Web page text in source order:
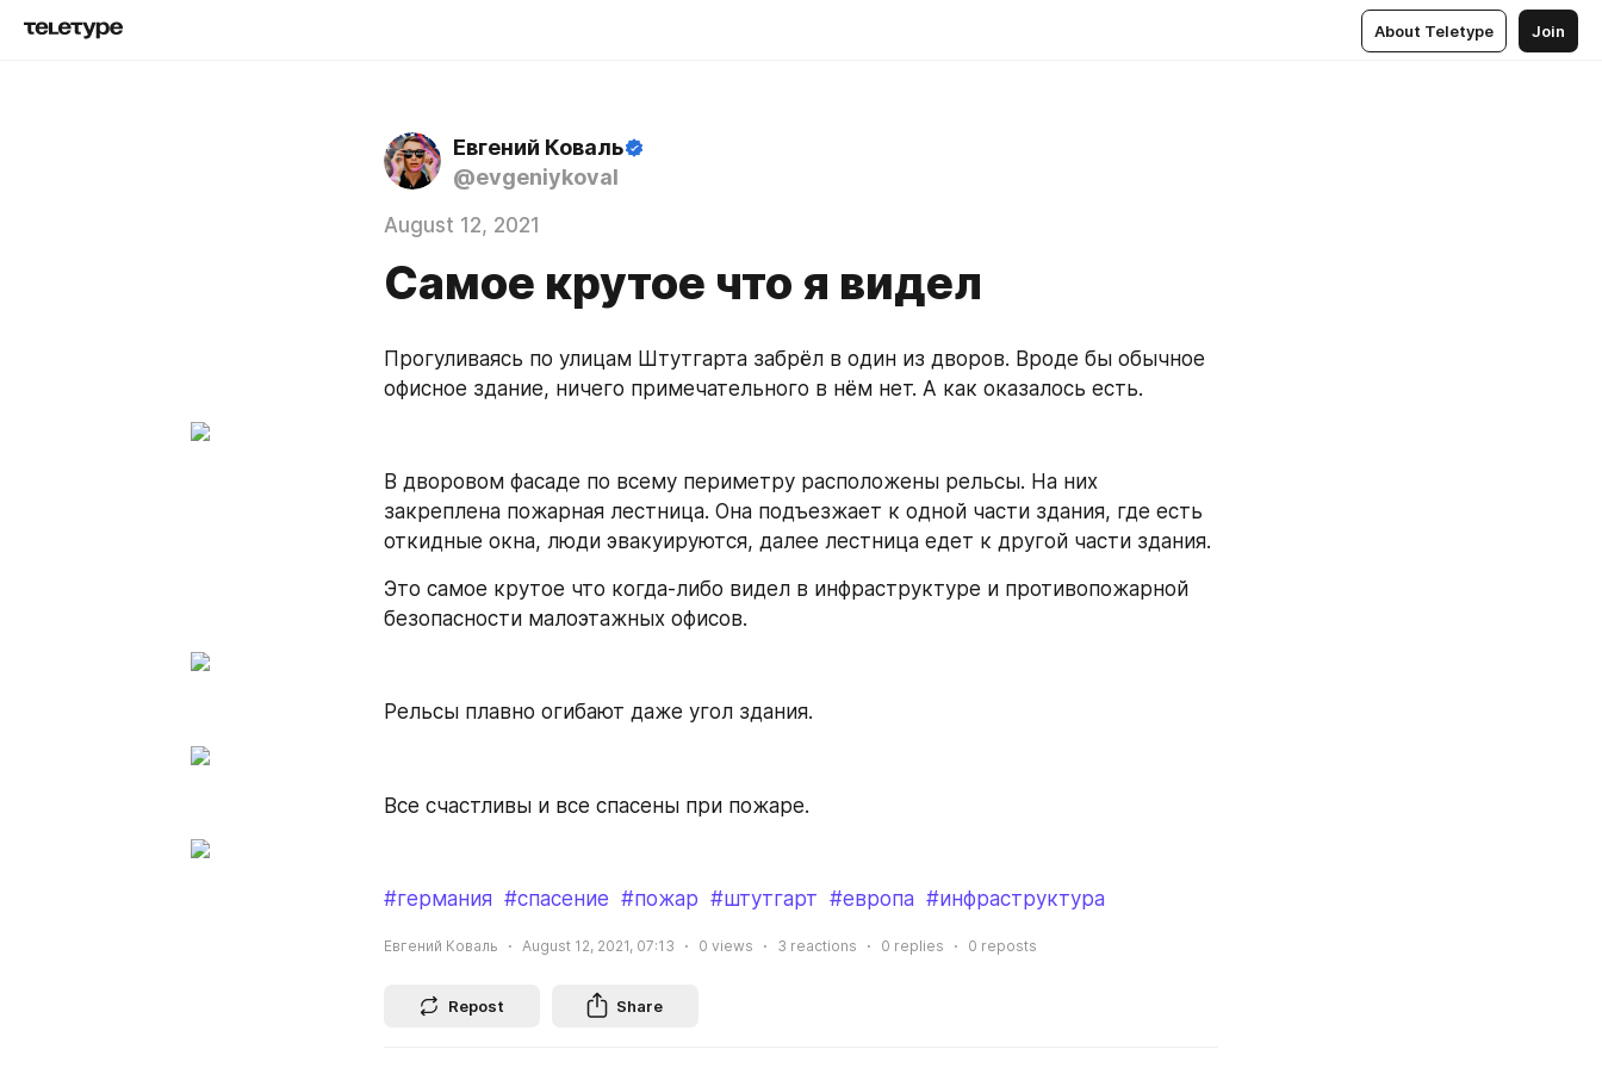
About Teletype Join
Евгений Коваль
@evgeniykoval
August 12, 2021
Самое крутое что я видел
Прогуливаясь по улицам Штутгарта забрёл в один из дворов. Вроде бы обычное
офисное здание, ничего примечательного в нём нет. А как оказалось есть.
В дворовом фасаде по всему периметру расположены рельсы. На них
закреплена пожарная лестница. Она подъезжает к одной части здания, где есть
откидные окна, люди эвакуируются, далее лестница едет к другой части здания.
Это самое крутое что когда-либо видел в инфраструктуре и противопожарной
безопасности малоэтажных офисов.
Рельсы плавно огибают даже угол здания.
Все счастливы и все спасены при пожаре.
#германия #спасение #пожар #штутгарт #европа #инфраструктура
Евгений Коваль August 12, 2021, 07:13 0 views 3 reactions 0 replies 0 reposts
Repost Share